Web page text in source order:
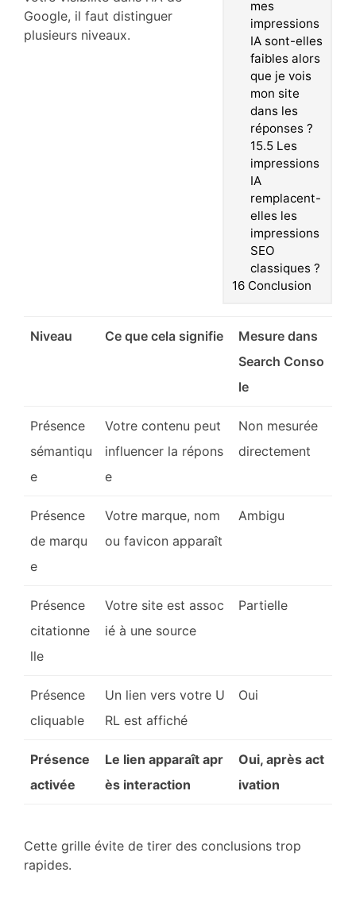
mes
impressions
IA sont-elles
faibles alors
que je vois
mon site
dans les
réponses ?
15.5Les
impressions
IA
remplacent-
elles les
impressions
SEO
classiques ?
16 Conclusion
Google, il faut distinguer
plusieurs niveaux.
Niveau Ce que cela signifie
Mesure dans
Search Conso
le
Présence
sémantiqu
e
Votre contenu peut
influencer la répons
e
Non mesurée
directement
Présence
de marqu
e
Votre marque, nom
ou favicon apparaît
Ambigu
Présence
citationne
lle
Votre site est assoc
ié à une source
Partielle
Présence
cliquable
Un lien vers votre U
RL est affiché
Oui
Présence
activée
Le lien apparaît apr
ès interaction
Oui, après act
ivation
Cette grille évite de tirer des conclusions trop
rapides.